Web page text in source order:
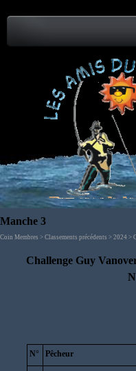
Manche 3
Coin Membres > Classements précédents > 2024 >
Challenge Guy
N° Pêcheur